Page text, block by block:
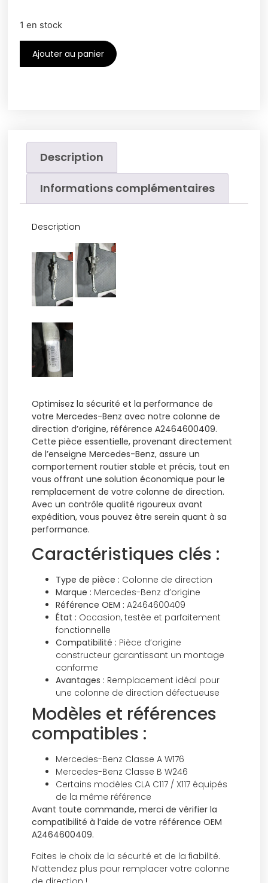
1 en stock
Ajouter au panier
Description
Informations complémentaires
Description
Optimisez la sécurité et la performance de
votre Mercedes-Benz avec notre colonne de
direction d’origine, référence A2464600409.
Cette pièce essentielle, provenant directement
de l’enseigne Mercedes-Benz, assure un
comportement routier stable et précis, tout en
vous offrant une solution économique pour le
remplacement de votre colonne de direction.
Avec un contrôle qualité rigoureux avant
expédition, vous pouvez être serein quant à sa
performance.
Caractéristiques clés :
Type de pièce : Colonne de direction
Marque : Mercedes-Benz d’origine
Référence OEM : A2464600409
État : Occasion, testée et parfaitement
fonctionnelle
Compatibilité : Pièce d’origine
constructeur garantissant un montage
conforme
Avantages : Remplacement idéal pour
une colonne de direction défectueuse
Modèles et références
compatibles :
Mercedes-Benz Classe A W176
Mercedes-Benz Classe B W246
Certains modèles CLA C117 / X117 équipés
de la même référence
Avant toute commande, merci de vérifier la
compatibilité à l’aide de votre référence OEM
A2464600409.
Faites le choix de la sécurité et de la fiabilité.
N’attendez plus pour remplacer votre colonne